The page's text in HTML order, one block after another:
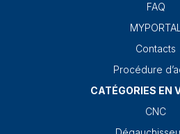
FAQ
MYPORTAL
Contacts
Procédure
CATÉGORIES EN
CNC